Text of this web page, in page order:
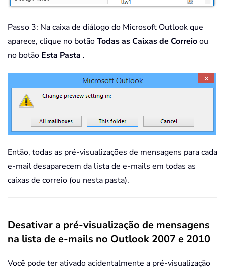
Passo 3: Na caixa de diálogo do Microsoft Outlook que
aparece, clique no botãoTodas as Caixas de Correioou
no botão Esta Pasta .
Então, todas as pré-visualizações de mensagens para cada
e-mail desaparecem da lista de e-mails em todas as
caixas de correio (ou nesta pasta).
Desativar a pré-visualização de mensagens
na lista de e-mails no Outlook 2007 e 2010
Você pode ter ativado acidentalmente a pré-visualização